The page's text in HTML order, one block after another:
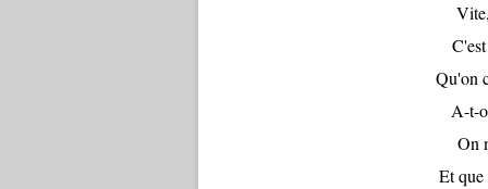
Qu'on
A-t-
On
Et